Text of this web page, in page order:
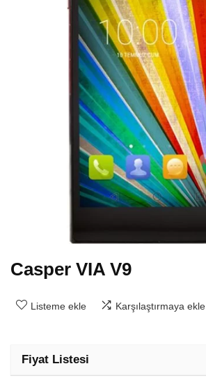
Casper VIA V9
Listeme ekle Karşılaştırmaya ekle
Fiyat Listesi